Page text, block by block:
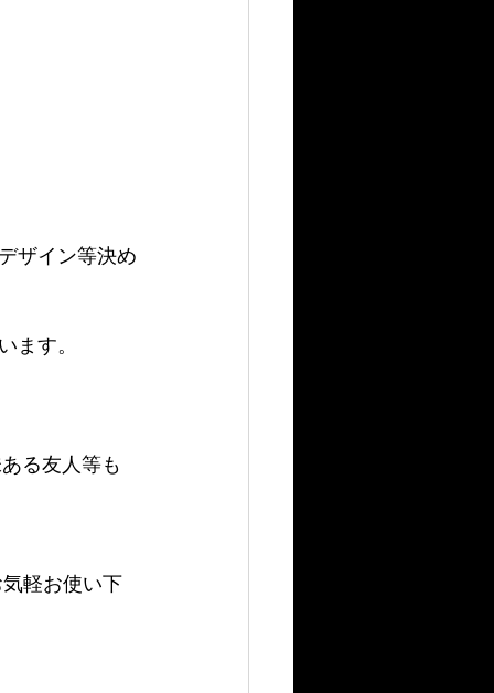
ザイン等決め
ます。
る友人等も
軽お使い下